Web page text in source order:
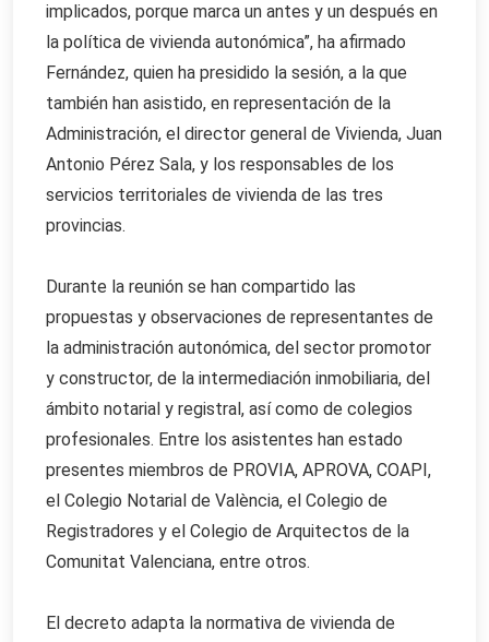
implicados, porque marca un antes y un después en
la política de vivienda autonómica”, ha afirmado
Fernández, quien ha presidido la sesión, a la que
también han asistido, en representación de la
Administración, el director general de Vivienda, Juan
Antonio Pérez Sala, y los responsables de los
servicios territoriales de vivienda de las tres
provincias.
Durante la reunión se han compartido las
propuestas y observaciones de representantes de
la administración autonómica, del sector promotor
y constructor, de la intermediación inmobiliaria, del
ámbito notarial y registral, así como de colegios
profesionales. Entre los asistentes han estado
presentes miembros de PROVIA, APROVA, COAPI,
el Colegio Notarial de València, el Colegio de
Registradores y el Colegio de Arquitectos de la
Comunitat Valenciana, entre otros.
El decreto adapta la normativa de vivienda de